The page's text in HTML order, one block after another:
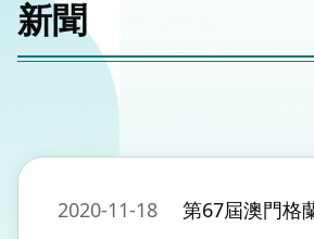
新聞
2020-11-18 第67屆澳門格